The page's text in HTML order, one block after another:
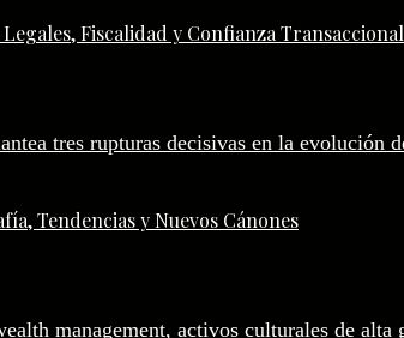
Fiscalidad y Confianza Transaccional
Tendencias y Nuevos Cánones